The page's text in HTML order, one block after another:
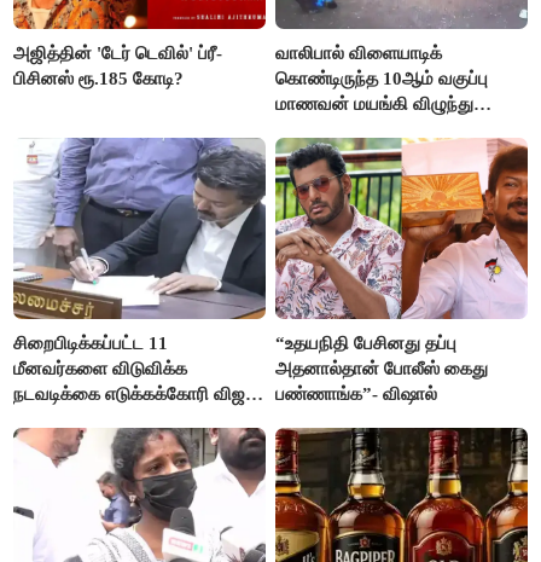
அஜித்தின் 'டேர் டெவில்' ப்ரீ-
பிசினஸ் ரூ.185 கோடி?
வாலிபால் விளையாடிக்
கொண்டிருந்த 10ஆம் வகுப்பு
மாணவன் மயங்கி விழுந்து
சிறைபிடிக்கப்பட்ட 11
மீனவர்களை விடுவிக்க
நடவடிக்கை எடுக்கக்கோரி விஜய்
“உதயநிதி பேசினது தப்பு
அதனால்தான் போலீஸ் கைது
பண்ணாங்க”- விஷால்